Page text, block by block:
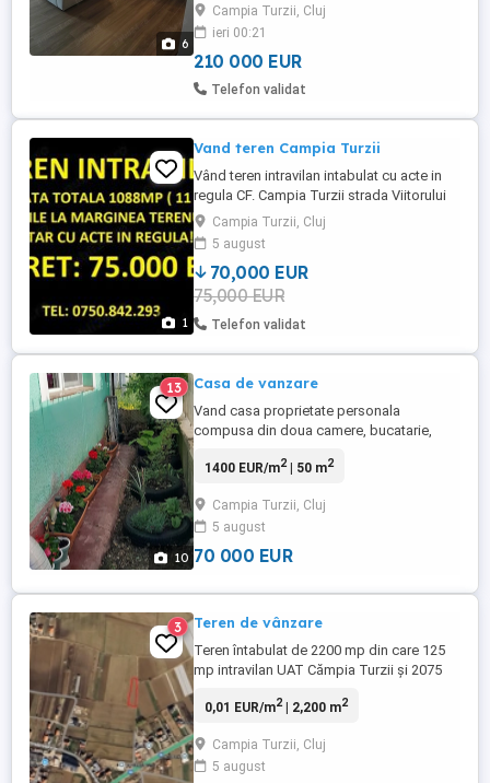
6
termoizolatie), ziduri de compartimentare
de 25cm, încălzire în pardoseala, gresie
italiana cal I pe ...
Campia Turzii, Cluj
ieri 00:21
210 000 EUR
Telefon validat
1
Vand teren Campia Turzii
Vând teren intravilan intabulat cu acte in
regula CF. Campia Turzii strada Viitorului
numarul 26 (Cartierul nou). Toate utilitățile
la marginea terenului (Gaz . Curent . Apa).
Terenul este intabulat cu acte in regula!
Suprafata fiind de 1088 metri patrati Front
la strada 12.5 metri Pret 70.000 Euro ...
Campia Turzii, Cluj
5 august
70,000 EUR
75,000 EUR
Telefon validat
10
13 Casa de vanzare
Vand casa proprietate personala
compusa din doua camere, bucatarie,
Suprafata totala 142 mp din care locuinta
termopan, usi interioare noi, faianta,
gresie in baie si bucatarie, parchet laminat
in camere. Incalzirea se face ...
1400 EUR/m2| 50 m2
Campia Turzii, Cluj
5 august
70 000 EUR
3 Teren de vânzare
Teren întabulat de 2200 mp din care 125
mp intravilan UAT Cămpia Turzii și 2075
George Cosbuc fără număr . Prețul este 20
0,01 EUR/m2| 2,200 m2
Campia Turzii, Cluj
5 august